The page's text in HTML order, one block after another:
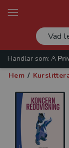
Handlar som:
Hem /